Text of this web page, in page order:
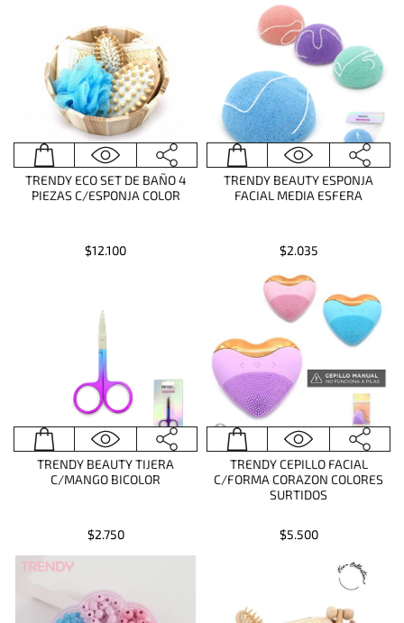
TRENDY ECO SET DE BAÑO 4
PIEZAS C/ESPONJA COLOR
$12.100
TRENDY BEAUTY ESPONJA
FACIAL MEDIA ESFERA
$2.035
TRENDY BEAUTY TIJERA
C/MANGO BICOLOR
$2.750
TRENDY CEPILLO FACIAL
C/FORMA CORAZON COLORES
SURTIDOS
$5.500